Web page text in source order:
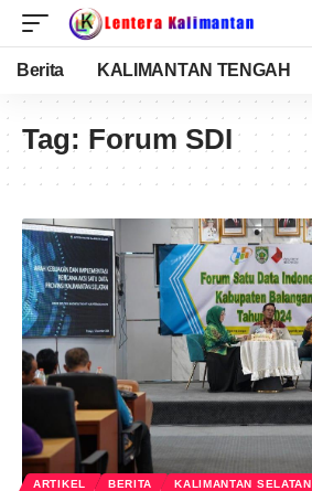
Berita KALIMANTAN TENGAH
Tag: Forum SDI
ARTIKEL BERITA KALIMANTAN SELATAN